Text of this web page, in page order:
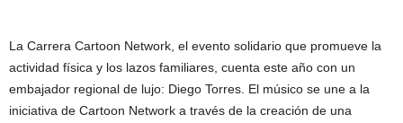
La Carrera Cartoon Network, el evento solidario que promueve la
actividad física y los lazos familiares, cuenta este año con un
embajador regional de lujo: Diego Torres. El músico se une a la
iniciativa de Cartoon Network a través de la creación de una